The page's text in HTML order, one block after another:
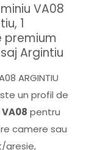
VA08
1
Argintiu
ARGINTIU
un profil de
pentru
camere sau
gresie,